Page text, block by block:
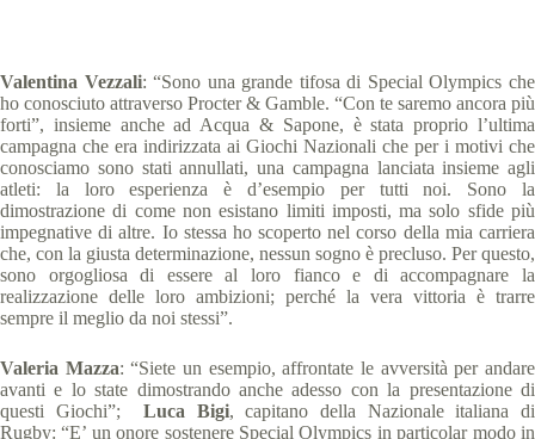
Valentina Vezzali: “Sono una grande tifosa di Special Olympics che
ho conosciuto attraverso Procter & Gamble. “Con te saremo ancora più
forti”, insieme anche ad Acqua & Sapone, è stata proprio l’ultima
campagna che era indirizzata ai Giochi Nazionali che per i motivi che
conosciamo sono stati annullati, una campagna lanciata insieme agli
atleti: la loro esperienza è d’esempio per tutti noi. Sono la
dimostrazione di come non esistano limiti imposti, ma solo sfide più
impegnative di altre. Io stessa ho scoperto nel corso della mia carriera
che, con la giusta determinazione, nessun sogno è precluso. Per questo,
sono orgogliosa di essere al loro fianco e di accompagnare la
realizzazione delle loro ambizioni; perché la vera vittoria è trarre
sempre il meglio da noi stessi”.
Valeria Mazza: “Siete un esempio, affrontate le avversità per andare
avanti e lo state dimostrando anche adesso con la presentazione di
questi Giochi”; Luca Bigi, capitano della Nazionale italiana di
Rugby: “E’ un onore sostenere Special Olympics in particolar modo in